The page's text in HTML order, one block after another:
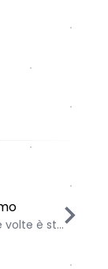
usata nel
volte è stata
volte è st...